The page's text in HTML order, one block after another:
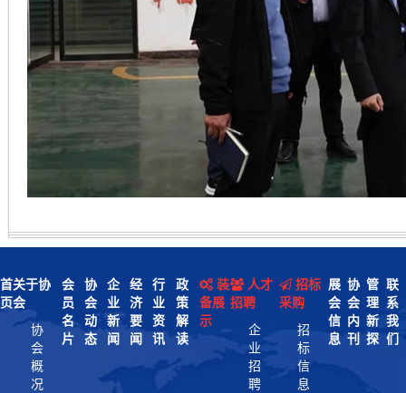
首
页
关于协
会
协
会
概
况
会
员
名
片
协
会
动
态
企
业
新
闻
经
济
要
闻
行
业
资
讯
政
策
解
读
装
备展
示
人才
招聘
企
业
招
聘
招标
采购
招
标
信
息
展
会
信
息
协
会
内
刊
管
理
新
探
联
系
我
们